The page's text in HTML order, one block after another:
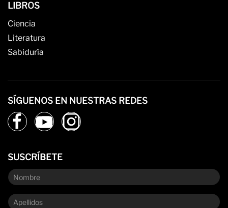
LIBROS
Ciencia
Literatura
Sabiduría
SÍGUENOS EN NUESTRAS REDES
SUSCRÍBETE